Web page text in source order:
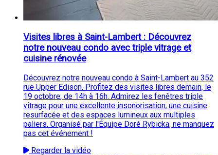
Visites libres à Saint-Lambert : Découvrez
notre nouveau condo avec triple vitrage et
cuisine rénovée
Découvrez notre nouveau condo à Saint-Lambert au 352
rue Upper Edison. Profitez des visites libres demain, le
19 octobre, de 14h à 16h. Admirez les fenêtres triple
vitrage pour une excellente insonorisation, une cuisine
resurfacée et des espaces lumineux aux multiples
paliers. Organisé par l'Équipe Doré Rybicka, ne manquez
pas cet événement !
Regarder la vidéo